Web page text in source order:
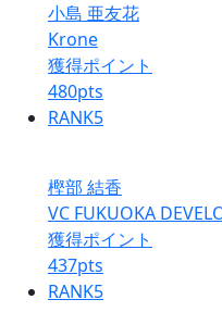
小島 亜友花
Krone
獲得ポイント
480pts
RANK5
樫部 結香
VC FUKUOKA
獲得ポイント
437pts
RANK5